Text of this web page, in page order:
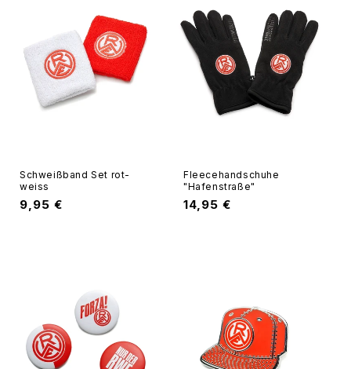
Schweißband Set rot-
weiss
Normaler
9,95 €
Fleecehandschuhe
"Hafenstraße"
Normaler
14,95 €